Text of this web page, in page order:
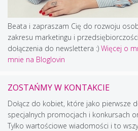
Beata i zapraszam Cię do rozwoju
zakresu marketingu i
dołączenia do newslettera :) Więcej o
mnie na Bloglovin
ZOSTAŃMY W KONTAKCIE
Dołącz do kobiet, które jako pierwsze
specjalnych promocjach i konkursach
Tylko wartościowe wiadomości i to